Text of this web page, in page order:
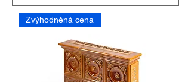
Zvýhodněná cena